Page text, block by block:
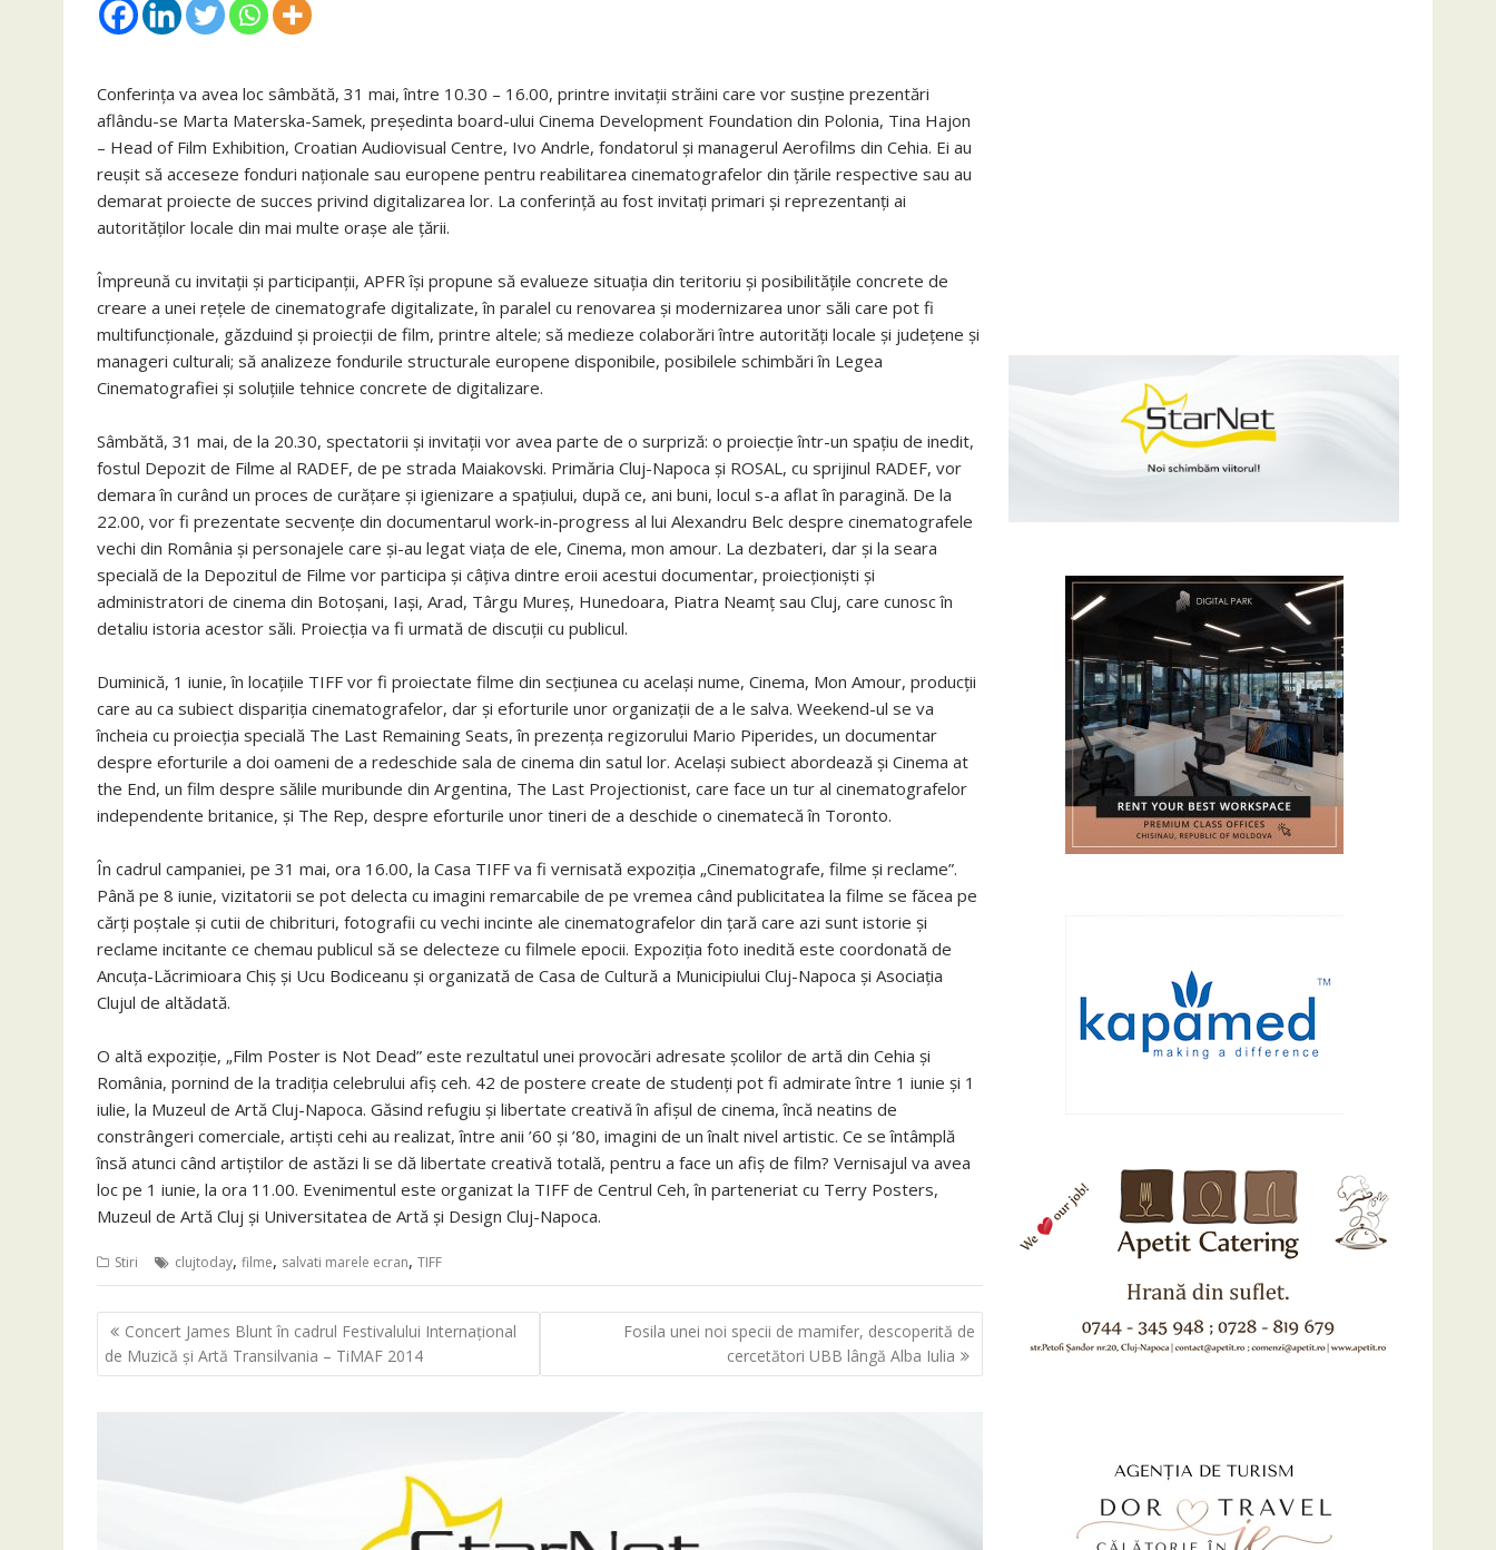
Conferința va avea loc sâmbătă, 31 mai, între 10.30 – 16.00, printre invitații străini care vor susține prezentări
aflându-se Marta Materska-Samek, președinta board-ului Cinema Development Foundation din Polonia, Tina Hajon
– Head of Film Exhibition, Croatian Audiovisual Centre, Ivo Andrle, fondatorul și managerul Aerofilms din Cehia. Ei au
reușit să acceseze fonduri naționale sau europene pentru reabilitarea cinematografelor din țările respective sau au
demarat proiecte de succes privind digitalizarea lor. La conferință au fost invitați primari și reprezentanți ai
autorităților locale din mai multe orașe ale țării.
Împreună cu invitații și participanții, APFR își propune să evalueze situația din teritoriu și posibilitățile concrete de
creare a unei rețele de cinematografe digitalizate, în paralel cu renovarea și modernizarea unor săli care pot fi
multifuncționale, găzduind și proiecții de film, printre altele; să medieze colaborări între autorități locale și județene și
manageri culturali; să analizeze fondurile structurale europene disponibile, posibilele schimbări în Legea
Cinematografiei și soluțiile tehnice concrete de digitalizare.
Sâmbătă, 31 mai, de la 20.30, spectatorii și invitații vor avea parte de o surpriză: o proiecție într-un spațiu de inedit,
fostul Depozit de Filme al RADEF, de pe strada Maiakovski. Primăria Cluj-Napoca și ROSAL, cu sprijinul RADEF, vor
demara în curând un proces de curățare și igienizare a spațiului, după ce, ani buni, locul s-a aflat în paragină. De la
22.00, vor fi prezentate secvențe din documentarul work-in-progress al lui Alexandru Belc despre cinematografele
vechi din România și personajele care și-au legat viața de ele, Cinema, mon amour. La dezbateri, dar și la seara
specială de la Depozitul de Filme vor participa și câțiva dintre eroii acestui documentar, proiecționiști și
administratori de cinema din Botoșani, Iași, Arad, Târgu Mureș, Hunedoara, Piatra Neamț sau Cluj, care cunosc în
detaliu istoria acestor săli. Proiecția va fi urmată de discuții cu publicul.
Duminică, 1 iunie, în locațiile TIFF vor fi proiectate filme din secțiunea cu același nume, Cinema, Mon Amour, producții
care au ca subiect dispariția cinematografelor, dar și eforturile unor organizații de a le salva. Weekend-ul se va
încheia cu proiecția specială The Last Remaining Seats, în prezența regizorului Mario Piperides, un documentar
despre eforturile a doi oameni de a redeschide sala de cinema din satul lor. Același subiect abordează și Cinema at
the End, un film despre sălile muribunde din Argentina, The Last Projectionist, care face un tur al cinematografelor
independente britanice, și The Rep, despre eforturile unor tineri de a deschide o cinematecă în Toronto.
În cadrul campaniei, pe 31 mai, ora 16.00, la Casa TIFF va fi vernisată expoziția „Cinematografe, filme și reclame”.
Până pe 8 iunie, vizitatorii se pot delecta cu imagini remarcabile de pe vremea când publicitatea la filme se făcea pe
cărți poștale și cutii de chibrituri, fotografii cu vechi incinte ale cinematografelor din țară care azi sunt istorie și
reclame incitante ce chemau publicul să se delecteze cu filmele epocii. Expoziția foto inedită este coordonată de
Ancuța-Lăcrimioara Chiș și Ucu Bodiceanu și organizată de Casa de Cultură a Municipiului Cluj-Napoca și Asociația
Clujul de altădată.
O altă expoziție, „Film Poster is Not Dead” este rezultatul unei provocări adresate școlilor de artă din Cehia și
România, pornind de la tradiția celebrului afiș ceh. 42 de postere create de studenți pot fi admirate între 1 iunie și 1
iulie, la Muzeul de Artă Cluj-Napoca. Găsind refugiu şi libertate creativă în afișul de cinema, încă neatins de
constrângeri comerciale, artişti cehi au realizat, între anii ’60 și ’80, imagini de un înalt nivel artistic. Ce se întâmplă
însă atunci când artiștilor de astăzi li se dă libertate creativă totală, pentru a face un afiș de film? Vernisajul va avea
loc pe 1 iunie, la ora 11.00. Evenimentul este organizat la TIFF de Centrul Ceh, în parteneriat cu Terry Posters,
Muzeul de Artă Cluj și Universitatea de Artă și Design Cluj-Napoca.
Stiri clujtoday, filme, salvati marele ecran, TIFF
Navigare
în
articole
Concert James Blunt în cadrul Festivalului Internaţional
de Muzică şi Artă Transilvania – TiMAF 2014
Fosila unei noi specii de mamifer, descoperită de
cercetători UBB lângă Alba Iulia